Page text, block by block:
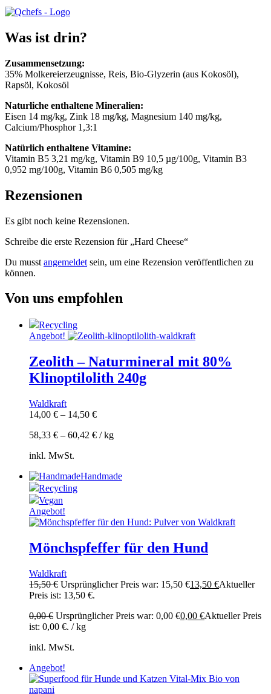
Was ist drin?
Zusammensetzung:
35% Molkereierzeugnisse, Reis, Bio-Glyzerin (aus Kokosöl),
Rapsöl, Kokosöl
Naturliche enthaltene Mineralien:
Eisen 14 mg/kg, Zink 18 mg/kg, Magnesium 140 mg/kg,
Calcium/Phosphor 1,3:1
Natürlich enthaltene Vitamine:
Vitamin B5 3,21 mg/kg, Vitamin B9 10,5 µg/100g, Vitamin B3
0,952 mg/100g, Vitamin B6 0,505 mg/kg
Rezensionen
Es gibt noch keine Rezensionen.
Schreibe die erste Rezension für „Hard Cheese“
Du musst angemeldet sein, um eine Rezension veröffentlichen zu
können.
Von uns empfohlen
Recycling
Angebot!
Zeolith – Naturmineral mit 80%
Klinoptilolith 240g
Waldkraft
14,00 € – 14,50 €
58,33 € – 60,42 € /kg
inkl. MwSt.
Handmade
Recycling
Vegan
Angebot!
Mönchspfeffer für den Hund
Waldkraft
15,50€ Ursprünglicher Preis war: 15,50 €13,50 €Aktueller
Preis ist: 13,50 €.
0,00€ Ursprünglicher Preis war: 0,00 €0,00 €Aktueller Preis
ist: 0,00 €. /kg
inkl. MwSt.
Angebot!